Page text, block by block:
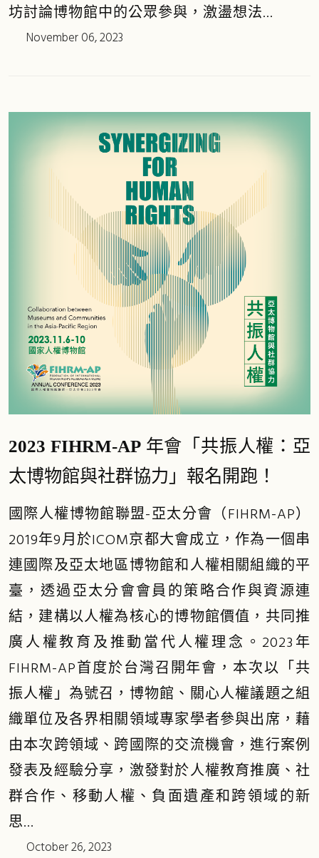
坊討論博物館中的公眾參與，激盪想法...
November 06, 2023
2023 FIHRM-AP 年會「共振人權：亞
太博物館與社群協力」報名開跑！
國際人權博物館聯盟-亞太分會（FIHRM-AP）
2019年9月於ICOM京都大會成立，作為一個串
連國際及亞太地區博物館和人權相關組織的平
臺，透過亞太分會會員的策略合作與資源連
結，建構以人權為核心的博物館價值，共同推
廣人權教育及推動當代人權理念。2023年
FIHRM-AP首度於台灣召開年會，本次以「共
振人權」為號召，博物館、關心人權議題之組
織單位及各界相關領域專家學者參與出席，藉
由本次跨領域、跨國際的交流機會，進行案例
發表及經驗分享，激發對於人權教育推廣、社
群合作、移動人權、負面遺產和跨領域的新
思...
October 26, 2023